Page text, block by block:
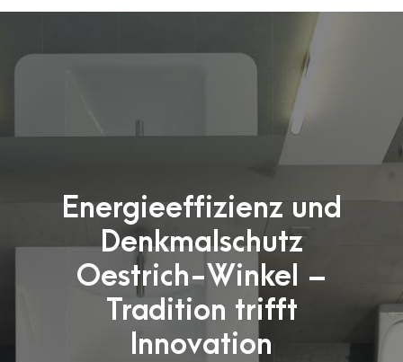
Energieeffizienz und
Denkmalschutz
Oestrich-Winkel –
Tradition trifft
Innovation